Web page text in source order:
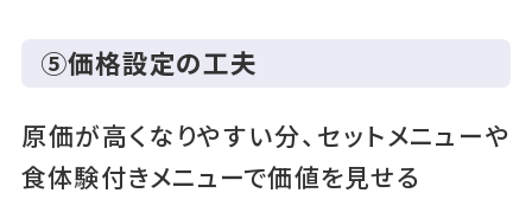
⑤価格設定の工夫
原価が高くなりやすい分、セットメニューや
食体験付きメニューで価値を見せる